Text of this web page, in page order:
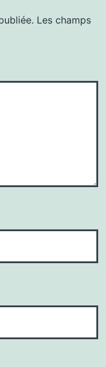
Les champs